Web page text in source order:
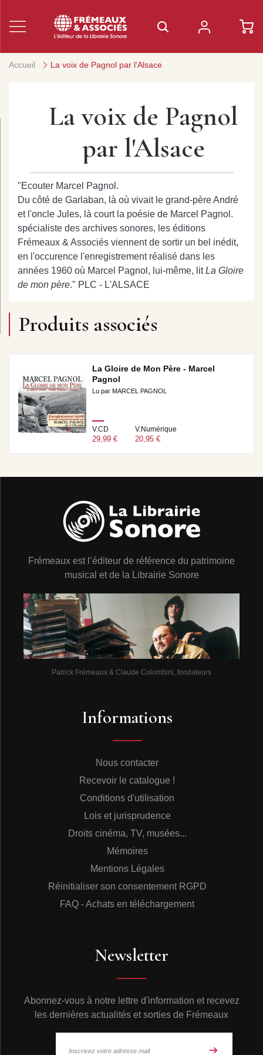
Accueil La voix de Pagnol par l'Alsace
La voix de Pagnol
par l'Alsace
"Ecouter Marcel Pagnol.
Du côté de Garlaban, là où vivait le grand-père André
et l'oncle Jules, là court la poésie de Marcel Pagnol.
spécialiste des archives sonores, les éditions
Frémeaux & Associés viennent de sortir un bel inédit,
en l'occurence l'enregistrement réalisé dans les
années 1960 où Marcel Pagnol, lui-même, litLa Gloire
de mon père." PLC - L'ALSACE
Produits associés
La Gloire de Mon Père - Marcel
Pagnol
Lu par MARCEL PAGNOL
V.CD
29,99 €
V.Numérique
20,95 €
Frémeaux est l’éditeur de référence du patrimoine
musical et de la Librairie Sonore
Patrick Frémeaux & Claude Colombini, fondateurs
Informations
Nous contacter
Recevoir le catalogue !
Conditions d'utilisation
Lois et jurisprudence
Droits cinéma, TV, musées...
Mémoires
Mentions Légales
Réinitialiser son consentement RGPD
FAQ - Achats en téléchargement
Newsletter
Abonnez-vous à notre lettre d'information et recevez
les dernières actualités et sorties de Frémeaux